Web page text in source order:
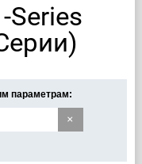
Series
параметрам:
×